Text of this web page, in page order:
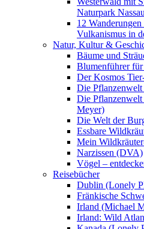
Naturpark
12
Vulkanismus in
Natur, Kultur &
Bäume und
Blumenführer
Der Kosmos
Die
Die
Meyer)
Die Welt der
Essbare
Mein
Narzissen (DVA)
Vögel –
Reisebücher
Dublin (Lonely
Fränkische
Irland (Michael
Irland: Wild